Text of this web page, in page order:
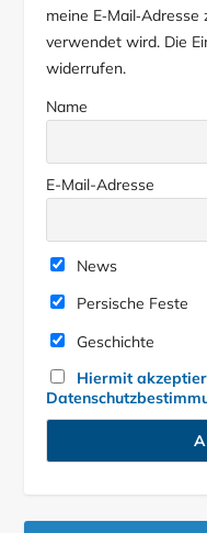
meine
verwendet wird. Die
widerrufen.
Name
E-Mail-Adresse
News
Persische Feste
Geschichte
Hiermit